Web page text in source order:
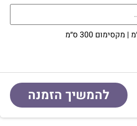
להמשיך הזמנה